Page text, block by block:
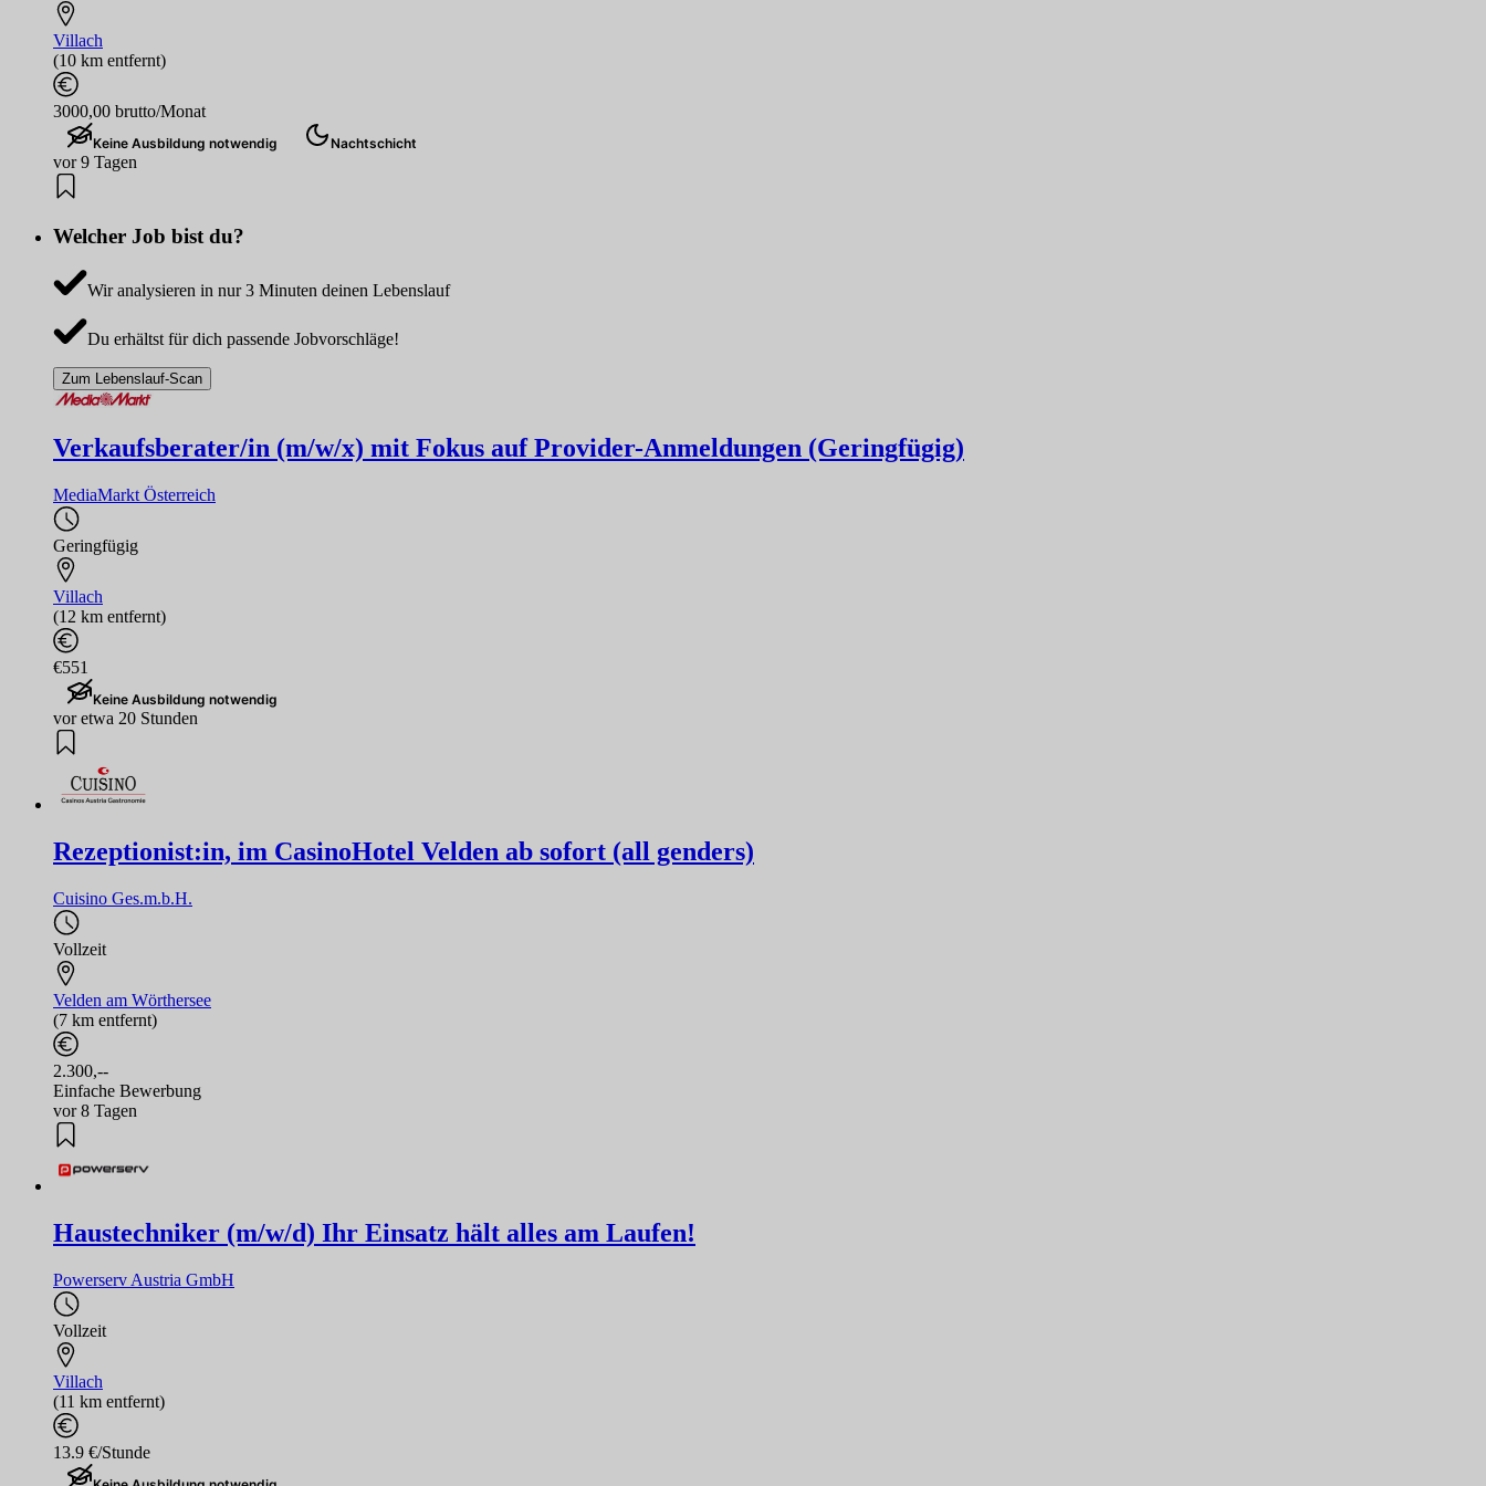
Villach
(10 km entfernt)
3000,00 brutto/Monat
Keine Ausbildung notwendig Nachtschicht
vor 9 Tagen
Welcher Job bist du?
Wir analysieren in nur 3 Minuten deinen Lebenslauf
Du erhältst für dich passende Jobvorschläge!
Zum Lebenslauf-Scan
Verkaufsberater/in (m/w/x) mit Fokus auf Provider-Anmeldungen (Geringfügig)
MediaMarkt Österreich
Geringfügig
Villach
(12 km entfernt)
€551
Keine Ausbildung notwendig
vor etwa 20 Stunden
Rezeptionist:in, im CasinoHotel Velden ab sofort (all genders)
Cuisino Ges.m.b.H.
Vollzeit
Velden am Wörthersee
(7 km entfernt)
2.300,--
Einfache Bewerbung
vor 8 Tagen
Haustechniker (m/w/d) Ihr Einsatz hält alles am Laufen!
Powerserv Austria GmbH
Vollzeit
Villach
(11 km entfernt)
13.9 €/Stunde